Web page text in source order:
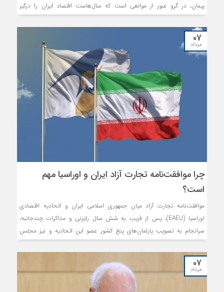
پیمان، در گرو عبور از موانعی است که سال‌هاست اقتصاد ایران را درگیر
کرده‌اند؛ از ضعف مزمن زیرساخت‌های لجستیکی و محدودیت‌های بانکی گرفته
تا فقدان سیاست‌های پایدار صادراتی و ناآشنایی فعالان اقتصادی با
استانداردهای بازارهای هدف. این گزارش، به واکاوی ابعاد این فرصت راهبردی
و چالش‌های پیش‌روی آن از زبان کارشناسان و نمایندگان بخش خصوصی
۰۷
مرداد
چرا موافقت‌نامه تجارت آزاد ایران و اوراسیا مهم
است؟
موافقت‌نامه تجارت آزاد میان جمهوری اسلامی ایران و اتحادیه اقتصادی
اوراسیا (EAEU)، پس از قریب به شش سال رایزنی و مذاکرات چندجانبه،
سرانجام به تصویب پارلمان‌های پنج کشور عضو این اتحادیه و نیز مجلس
شورای اسلامی ایران رسید و طبق اعلام رسمی، از تاریخ ۲۵ اردیبهشت‌ماه سال
جاری نیز وارد مرحله اجرایی شده است.
۰۷
مرداد